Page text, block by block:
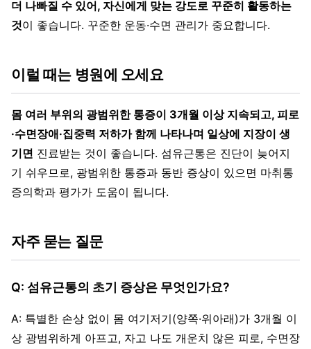
더 나빠질 수 있어, 자신에게 맞는 강도로 꾸준히 활동하는
것이 좋습니다. 꾸준한 운동·수면 관리가 중요합니다.
이럴 때는 병원에 오세요
몸 여러 부위의 광범위한 통증이 3개월 이상 지속되고, 피로
·수면장애·집중력 저하가 함께 나타나며 일상에 지장이 생
기면 진료받는 것이 좋습니다. 섬유근통은 진단이 늦어지
기 쉬우므로, 광범위한 통증과 동반 증상이 있으면 마취통
증의학과 평가가 도움이 됩니다.
자주 묻는 질문
Q: 섬유근통의 초기 증상은 무엇인가요?
A: 특별한 손상 없이 몸 여기저기(양쪽·위아래)가 3개월 이
상 광범위하게 아프고, 자고 나도 개운치 않은 피로, 수면장